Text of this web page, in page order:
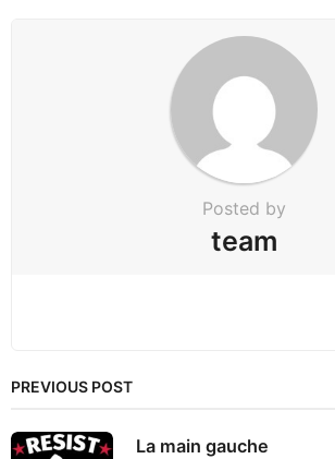
Posted by
team
PREVIOUS POST
La main gauche